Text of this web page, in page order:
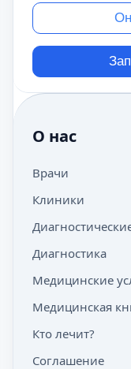
О нас
Врачи
Клиники
Диагностика
Медицинские
Медицинская
Кто лечит?
Соглашение